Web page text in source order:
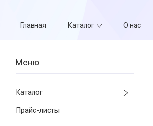
Главная Каталог О нас
Каталог
Прайс-листы